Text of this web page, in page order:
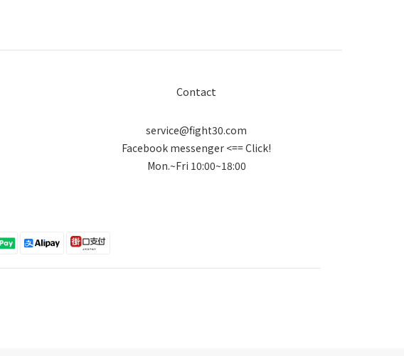
Contact
service@fight30.com
Facebook messenger <== Click!
Mon.~Fri 10:00~18:00